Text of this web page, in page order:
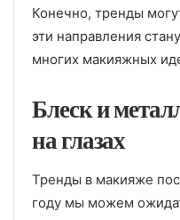
Конечно, тренды
эти направления
многих макияжных
Блеск и
на глазах
Тренды в макияже
году мы можем